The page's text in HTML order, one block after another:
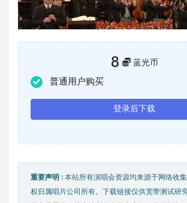
8 蓝光币
普通用户购买
登录后下载
重要声明 : 本站所有演唱会资源均来源于网络收
权归属唱片公司所有。下载链接仅供宽带测试研